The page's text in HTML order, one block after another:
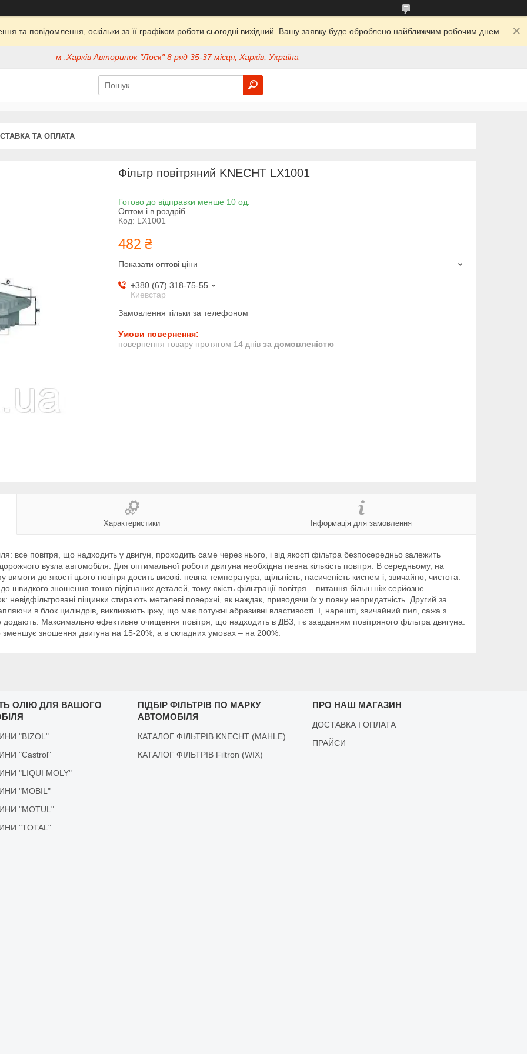
та повідомлення, оскільки за її графіком роботи сьогодні вихідний. Вашу заявку буде оброблено найближчим робочим днем.
м .Харків Авторинок "Лоск" 8 ряд 35-37 місця, Харків, Україна
ТА ОПЛАТА
Фільтр повітряний KNECHT LX1001
Готово до відправки менше 10 од.
Оптом і в роздріб
Код: LX1001
482 ₴
Показати оптові ціни
+380 (67) 318-75-55
Киевстар
Замовлення тільки за телефоном
повернення товару протягом 14 днів за домовленістю
Характеристики Інформація для замовлення
все повітря, що надходить у двигун, проходить саме через нього, і від якості фільтра безпосередньо залежить
вузла автомобіля. Для оптимальної роботи двигуна необхідна певна кількість повітря. В середньому, на
до якості цього повітря досить високі: певна температура, щільність, насиченість киснем і, звичайно, чистота.
швидкого зношення тонко підігнаних деталей, тому якість фільтрації повітря – питання більш ніж серйозне.
піщинки стирають металеві поверхні, як наждак, приводячи їх у повну непридатність. Другий за
в блок циліндрів, викликають іржу, що має потужні абразивні властивості. І, нарешті, звичайний пил, сажа з
додають. Максимально ефективне очищення повітря, що надходить в ДВЗ, і є завданням повітряного фільтра двигуна.
зменшує зношення двигуна на 15-20%, а в складних умовах – на 200%.
ОЛІЮ ДЛЯ ВАШОГО
"BIZOL"
"Castrol"
"LIQUI MOLY"
"MOBIL"
"MOTUL"
"TOTAL"
ПІДБІР ФІЛЬТРІВ ПО МАРКУ
АВТОМОБІЛЯ
КАТАЛОГ ФІЛЬТРІВ KNECHT (MAHLE)
КАТАЛОГ ФІЛЬТРІВ Filtron (WIX)
ПРО НАШ МАГАЗИН
ДОСТАВКА І ОПЛАТА
ПРАЙСИ